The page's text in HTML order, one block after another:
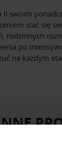
II swoim
stać się
rodzinnych
po
na każdym